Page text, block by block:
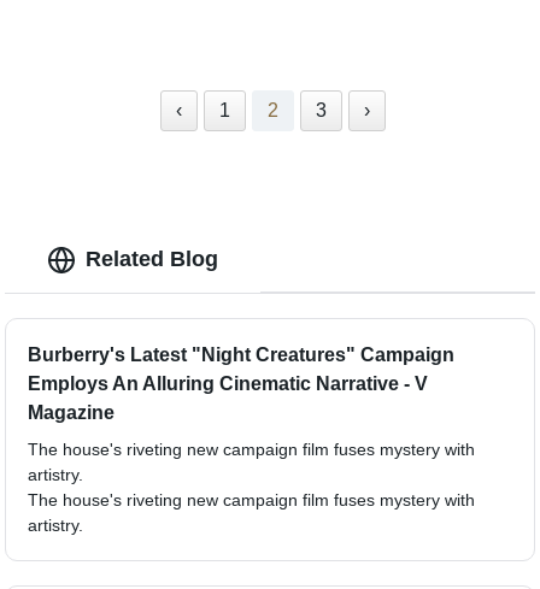
‹ 1 2 3 ›
Related Blog
Burberry's Latest "Night Creatures" Campaign
Employs An Alluring Cinematic Narrative - V
Magazine
The house's riveting new campaign film fuses mystery with
artistry.
The house's riveting new campaign film fuses mystery with
artistry.